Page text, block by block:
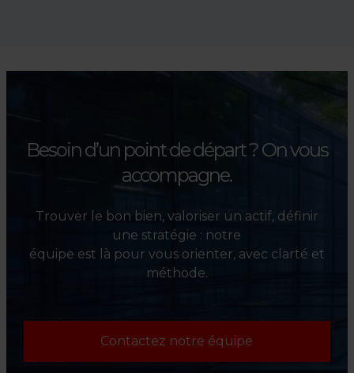
l’évaluation et la valorisation
Besoin d’un point de départ ?On vous
accompagne.
Trouver le bon bien, valoriser un actif, définir
une stratégie : notre
équipe est là pour vous orienter, avec clarté et
méthode.
Contactez notre équipe